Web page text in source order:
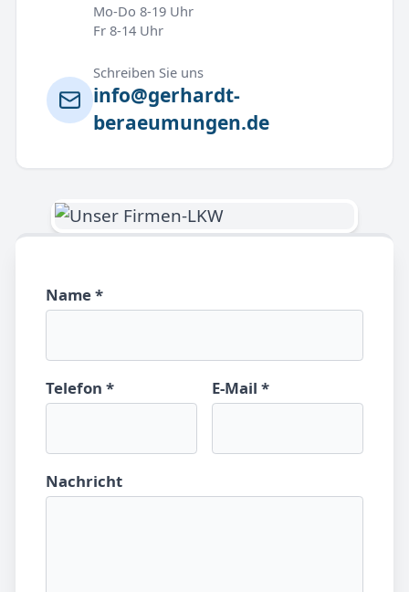
Mo-Do 8-19 Uhr
Fr 8-14 Uhr
Schreiben Sie uns
info@gerhardt-
beraeumungen.de
Name *
Telefon * E-Mail *
Nachricht